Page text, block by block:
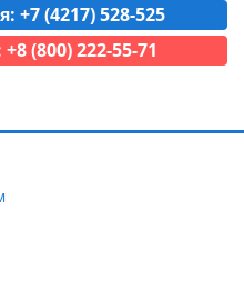
+7 (4217) 528-525
(800) 222-55-71